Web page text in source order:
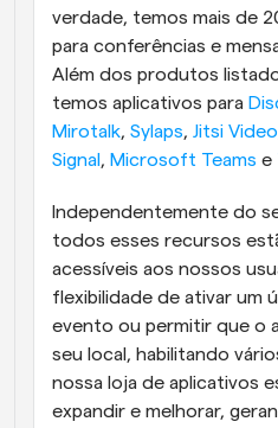
verdade, temos mais de
para conferências e
Além dos produtos
temos aplicativos para
Mirotalk, Sylaps, Jitsi Video
Signal , Microsoft Teams e
Independentemente do
todos esses recursos
acessíveis aos nossos
flexibilidade de ativar um
evento ou permitir que o
seu local, habilitando
nossa loja de aplicativos
expandir e melhorar,